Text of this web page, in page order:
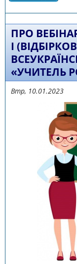
ПРО
І
«УЧИТЕЛЬ
Втр, 10.01.2023